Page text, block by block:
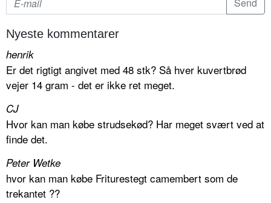
Nyeste kommentarer
henrik
Er det rigtigt angivet med 48 stk? Så hver kuvertbrød
vejer 14 gram - det er ikke ret meget.
CJ
Hvor kan man købe strudsekød? Har meget svært ved at
finde det.
Peter Wetke
hvor kan man købe Friturestegt camembert som de
trekantet ??